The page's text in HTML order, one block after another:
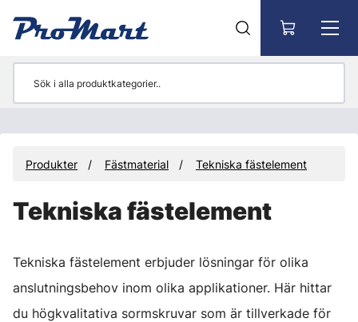
Produkter Fästmaterial Tekniska fästelement
Tekniska fästelement
Tekniska fästelement erbjuder lösningar för olika
anslutningsbehov inom olika applikationer. Här hittar
du högkvalitativa sormskruvar som är tillverkade för